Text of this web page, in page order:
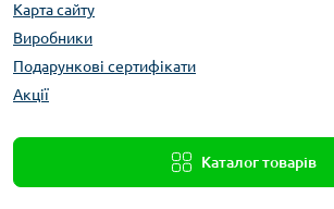
Карта сайту
Виробники
Подарункові сертифікати
Акції
Каталог товарів